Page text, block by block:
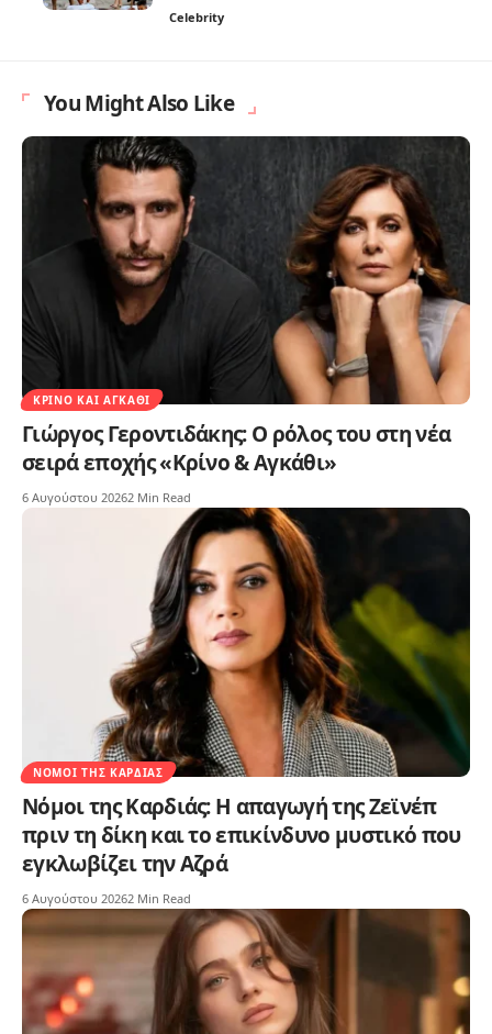
Celebrity
You Might Also Like
ΚΡΊΝΟ ΚΑΙ ΑΓΚΆΘΙ
Γιώργος Γεροντιδάκης: Ο ρόλος του στη νέα
σειρά εποχής «Κρίνο & Αγκάθι»
6 Αυγούστου 20262 Min Read
ΝΌΜΟΙ ΤΗΣ ΚΑΡΔΙΆΣ
Νόμοι της Καρδιάς: Η απαγωγή της Ζεϊνέπ
πριν τη δίκη και το επικίνδυνο μυστικό που
εγκλωβίζει την Αζρά
6 Αυγούστου 20262 Min Read